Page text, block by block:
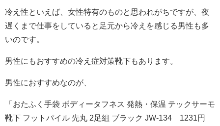
冷え性といえば、女性特有のものと思われがちですが、夜
遅くまで仕事をしていると足元から冷えを感じる男性も多
いのです。
男性にもおすすめの冷え症対策靴下もあります。
男性におすすめなのが、
「おたふく手袋 ボディータフネス 発熱・保温 テックサーモ
靴下 フットパイル 先丸 2足組 ブラック JW-134 1231円